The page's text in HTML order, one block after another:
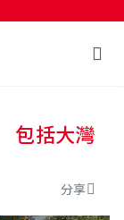
包括大灣
分享